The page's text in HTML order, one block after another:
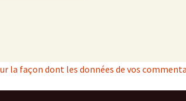
la façon dont les données de vos